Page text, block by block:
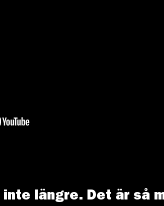
inte längre. Det är så